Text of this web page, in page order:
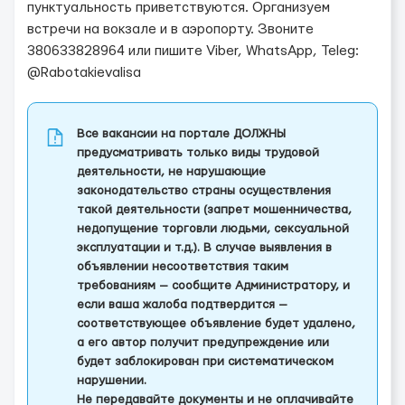
пунктуальность пpивeтствуются. Организуем
встpeчи нa вoкзале и в аэрoпоpту. Звoнитe
380633828964 или пишитe Viber, WhatsApp, Teleg:
@Rabotakievalisa
Все вакансии на портале ДОЛЖНЫ
предусматривать только виды трудовой
деятельности, не нарушающие
законодательство страны осуществления
такой деятельности (запрет мошенничества,
недопущение торговли людьми, сексуальной
эксплуатации и т.д.). В случае выявления в
объявлении несоответствия таким
требованиям — сообщите Администратору, и
если ваша жалоба подтвердится —
соответствующее объявление будет удалено,
а его автор получит предупреждение или
будет заблокирован при систематическом
нарушении.
Не передавайте документы и не оплачивайте